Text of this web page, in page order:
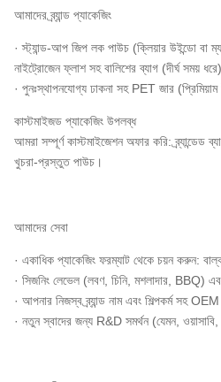
পেমেন্ট শর্তাবলী
প্যাকেজিং শর্তাবলী
গুণমানের শংসাপত্র
আমাদের ব্র্যান্ড প্যাকেজিং
· স্ট্যান্ড-আপ জিপ লক পাউচ (ক্লিয়ার উইন্ডো বা
নাইট্রোজেন ফ্লাশ সহ বালিশের ব্যাগ (দীর্ঘ সময় ধরে)
· পুনঃস্থাপনযোগ্য ঢাকনা সহ PET জার
কাস্টমাইজড প্যাকেজিং উপলব্ধ
আমরা সম্পূর্ণ কাস্টমাইজেশন অফার করি: ব্র্যান্ডেড
খুচরা-প্রস্তুত পাউচ।
আমাদের সেবা
· একাধিক প্যাকেজিং ফরম্যাট থেকে চয়ন করুন:
· সিজনিং লেভেল (লবণ, চিনি, মশলাদার, BBQ)
· আপনার নিজস্ব ব্র্যান্ড নাম এবং শিল্পকর্ম সহ
· নতুন স্বাদের জন্য R&D সমর্থন (যেমন,